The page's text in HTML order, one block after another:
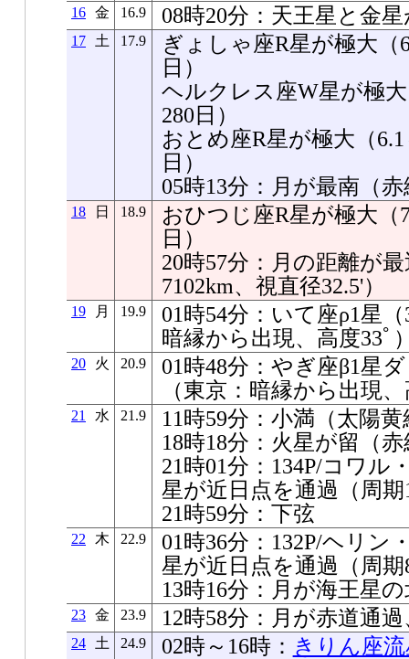
16 金 16.9 08時20分：天王星と金
17 土 17.9
ぎょしゃ座R星が極大（
日）
ヘルクレス座W星が極
280日）
おとめ座R星が極大（
日）
05時13分：月が最南（赤
18 日 18.9
おひつじ座R星が極大（
日）
20時57分：月の距離が
7102km、視直径32.5'）
19 月 19.9
01時54分：いて座ρ1星
暗縁から出現、高度33ﾟ
20 火 20.9
01時48分：やぎ座β1星
（東京：暗縁から出現
21 水 21.9
11時59分：小満（太陽黄
18時18分：火星が留（赤
21時01分：134P/コワル
星が近日点を通過（周期
21時59分：下弦
22 木 22.9
01時36分：132P/ヘリン
星が近日点を通過（周期
13時16分：月が海王星
23 金 23.9 12時58分：月が赤道通
24 土 24.9 02時～16時： きりん座